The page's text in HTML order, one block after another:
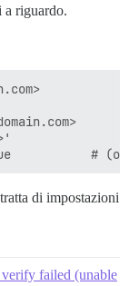
a riguardo.
di impostazioni
failed (unable